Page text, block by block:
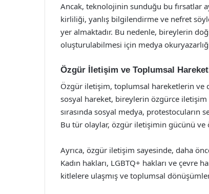
Ancak, teknolojinin sunduğu bu fırsatlar
kirliliği, yanlış bilgilendirme ve nefret
yer almaktadır. Bu nedenle, bireylerin
oluşturulabilmesi için medya
Özgür İletişim ve Toplumsal
Özgür iletişim, toplumsal hareketlerin
sosyal hareket, bireylerin özgürce
sırasında sosyal medya, protestocuların
Bu tür olaylar, özgür iletişimin gücünü
Ayrıca, özgür iletişim sayesinde, daha
Kadın hakları, LGBTQ+ hakları ve çevre
kitlelere ulaşmış ve toplumsal